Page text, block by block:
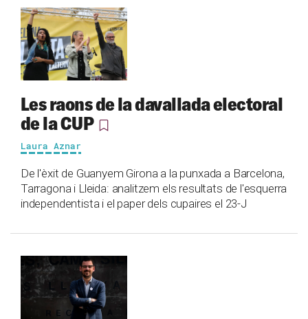
Les raons de la davallada electoral
de la CUP
Laura Aznar
De l'èxit de Guanyem Girona a la punxada a Barcelona,
Tarragona i Lleida: analitzem els resultats de l'esquerra
independentista i el paper dels cupaires el 23-J